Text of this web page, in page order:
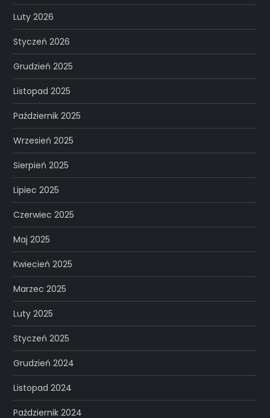
Luty 2026
Styczeń 2026
Grudzień 2025
Listopad 2025
Październik 2025
Wrzesień 2025
Sierpień 2025
Lipiec 2025
Czerwiec 2025
Maj 2025
Kwiecień 2025
Marzec 2025
Luty 2025
Styczeń 2025
Grudzień 2024
Listopad 2024
Październik 2024